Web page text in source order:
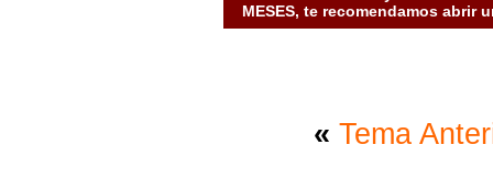
MESES, te recomendamos abrir
« Tema